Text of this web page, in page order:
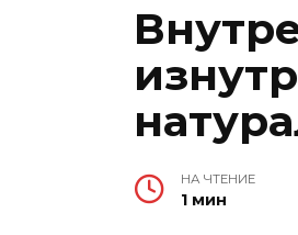
НА ЧТЕНИЕ
1 мин